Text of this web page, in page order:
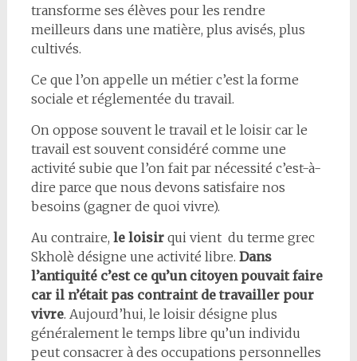
transforme ses élèves pour les rendre
meilleurs dans une matière, plus avisés, plus
cultivés.
Ce que l’on appelle un métier c’est la forme
sociale et réglementée du travail.
On oppose souvent le travail et le loisir car le
travail est souvent considéré comme une
activité subie que l’on fait par nécessité c’est-à-
dire parce que nous devons satisfaire nos
besoins (gagner de quoi vivre).
Au contraire, le loisirqui vient du terme grec
Skholè désigne une activité libre. Dans
l’antiquité c’est ce qu’un citoyen pouvait faire
car il n’était pas contraint de travailler pour
vivre. Aujourd’hui, le loisir désigne plus
généralement le temps libre qu’un individu
peut consacrer à des occupations personnelles